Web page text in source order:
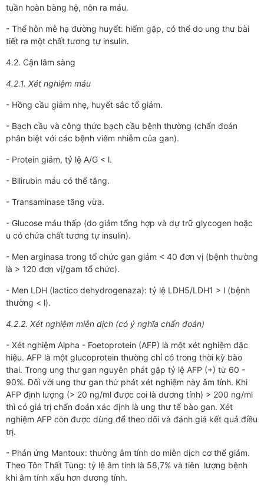
tuần hoàn bàng hệ, nôn ra máu.
- Thể hôn mê hạ đường huyết: hiếm gặp, có thể do ung thư bài
tiết ra một chất tương tự insulin.
4.2. Cận lâm sàng
4.2.1. Xét nghiệm máu
- Hồng cầu giảm nhẹ, huyết sắc tố giảm.
- Bạch cầu và công thức bạch cầu bệnh thường (chẩn đoán
phân biệt với các bệnh viêm nhiễm của gan).
- Protein giảm, tỷ lệ A/G < l.
- Bilirubin máu có thể tăng.
- Transaminase tăng vừa.
- Glucose máu thấp (do giảm tổng hợp và dự trữ glycogen hoặc
u có chứa chất tương tự insulin).
- Men arginasa trong tổ chức gan giảm < 40 đơn vị (bệnh thường
là > 120 đơn vị/gam tổ chức).
- Men LDH (lactico dehydrogenaza): tỷ lệ LDH5/LDH1 > l (bệnh
thường < l).
4.2.2. Xét nghiệm miễn dịch (có ý nghĩa chẩn đoán)
- Xét nghiệm Alpha - Foetoprotein (AFP) là một xét nghiệm đặc
hiệu. AFP là một glucoprotein thường chỉ có trong thời kỳ bào
thai. Trong ung thư gan nguyên phát gặp tỷ lệ AFP (+) từ 60 -
90%. Đối với ung thư gan thứ phát xét nghiệm này âm tính. Khi
AFP định lượng (> 20 ng/ml được coi là dương tính) > 200 ng/ml
thì có giá trị chẩn đoán xác định là ung thư tế bào gan. Xét
nghiệm AFP còn được dùng để theo dõi và đánh giá kết quả điều
trị.
- Phản ứng Mantoux: thường âm tính do miễn dịch cơ thể giảm.
Theo Tôn Thất Tùng: tỷ lệ âm tính là 58,7% và tiên lượng bệnh
khi âm tính xấu hơn dương tính.